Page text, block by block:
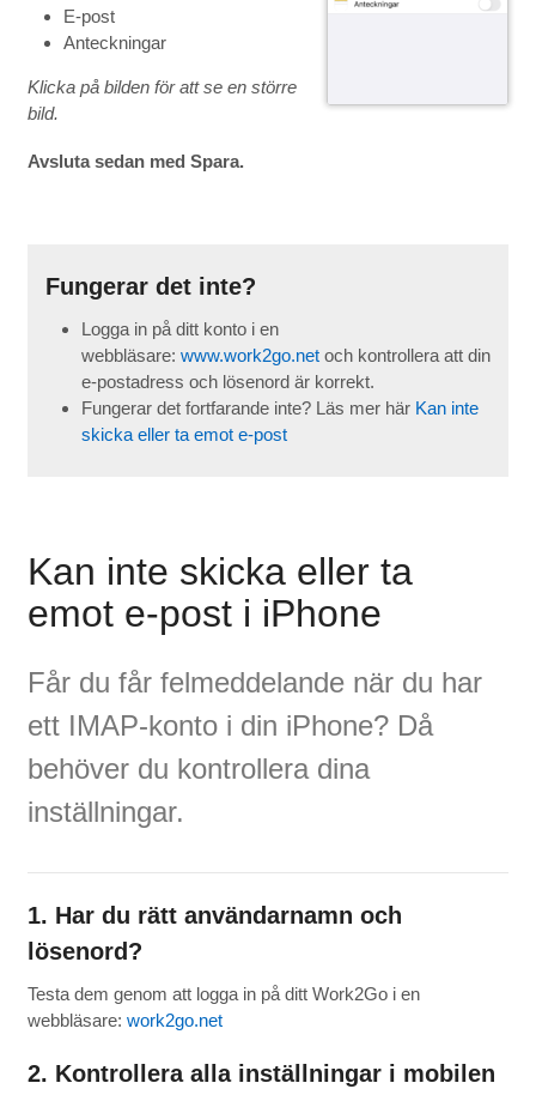
E-post
Anteckningar
Klicka på bilden för att se en större
bild.
Avsluta sedan med Spara.
Fungerar det inte?
Logga in på ditt konto i en
webbläsare: www.work2go.netoch kontrollera att din
e-postadress och lösenord är korrekt.
Fungerar det fortfarande inte? Läs mer här Kan inte
skicka eller ta emot e-post
Kan inte skicka eller ta
emot e-post i iPhone
Får du får felmeddelande när du har
ett IMAP-konto i din iPhone? Då
behöver du kontrollera dina
inställningar.
1. Har du rätt användarnamn och
lösenord?
Testa dem genom att logga in på ditt Work2Go i en
webbläsare: work2go.net
2. Kontrollera alla inställningar i mobilen